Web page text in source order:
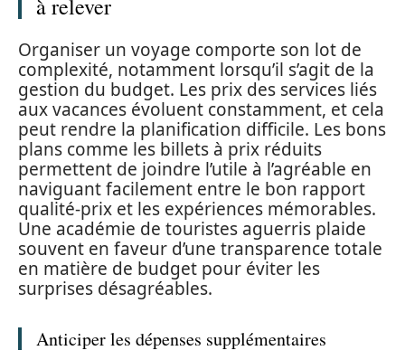
à relever
Organiser un voyage comporte son lot de
complexité, notamment lorsqu’il s’agit de la
gestion du budget. Les prix des services liés
aux vacances évoluent constamment, et cela
peut rendre la planification difficile. Les bons
plans comme les billets à prix réduits
permettent de joindre l’utile à l’agréable en
naviguant facilement entre le bon rapport
qualité-prix et les expériences mémorables.
Une académie de touristes aguerris plaide
souvent en faveur d’une transparence totale
en matière de budget pour éviter les
surprises désagréables.
Anticiper les dépenses supplémentaires